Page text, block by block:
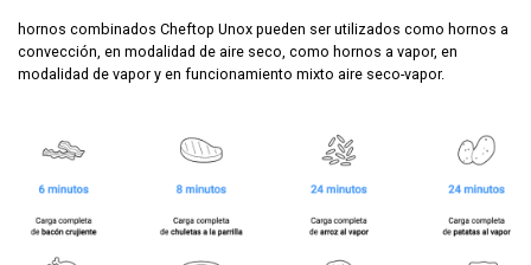
hornos combinados Cheftop Unox pueden ser utilizados como hornos a
convección, en modalidad de aire seco, como hornos a vapor, en
modalidad de vapor y en funcionamiento mixto aire seco-vapor.